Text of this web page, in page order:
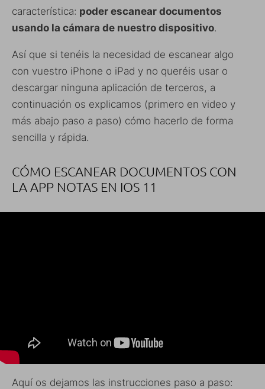
característica: poder escanear documentos
usando la cámara de nuestro dispositivo.
Así que si tenéis la necesidad de escanear algo
con vuestro iPhone o iPad y no queréis usar o
descargar ninguna aplicación de terceros, a
continuación os explicamos (primero en video y
más abajo paso a paso) cómo hacerlo de forma
sencilla y rápida.
CÓMO ESCANEAR DOCUMENTOS CON
LA APP NOTAS EN IOS 11
Aquí os dejamos las instrucciones paso a paso: